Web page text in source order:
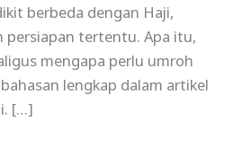
berbeda dengan Haji,
tertentu. Apa itu,
mengapa perlu umroh
lengkap dalam artikel
[…]